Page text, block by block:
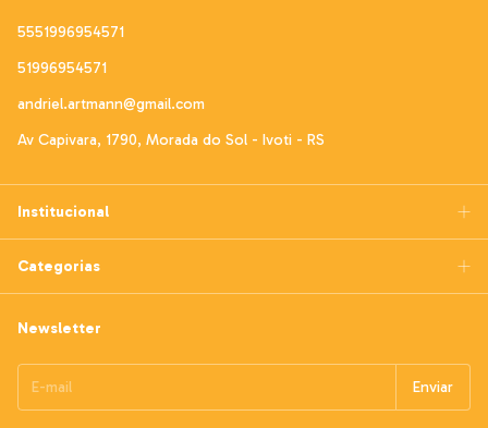
5551996954571
51996954571
andriel.artmann@gmail.com
Av Capivara, 1790, Morada do Sol - Ivoti - RS
Institucional
Categorias
Newsletter